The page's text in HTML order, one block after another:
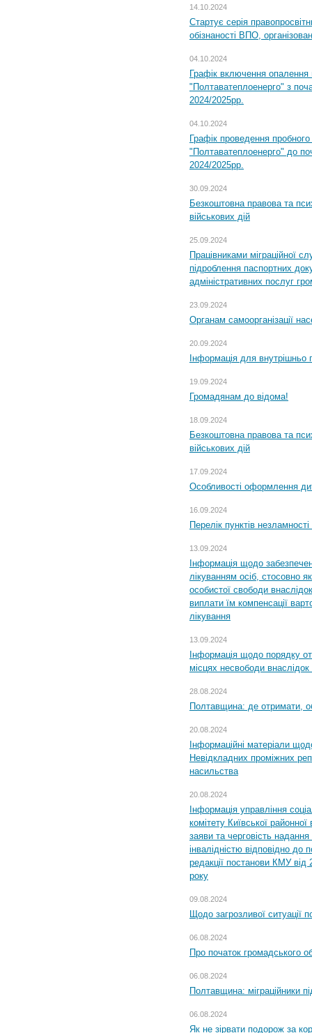
14.10.2024
Стартує серія
обізнаності ВПО,
04.10.2024
Графік включення
"Полтаватеплоенерго" з
2024/2025рр.
04.10.2024
Графік проведення
"Полтаватеплоенерго" до
2024/2025рр.
30.09.2024
Безкоштовна правова та
військових дій
25.09.2024
Працівниками міграційної
підроблення паспортних
адміністративних послуг
23.09.2024
Органам самоорганізації
20.09.2024
Інформація для внутрішньо
19.09.2024
Громадянам до відома!
18.09.2024
Безкоштовна правова та
військових дій
17.09.2024
Особливості оформлення
16.09.2024
Перелік пунктів
13.09.2024
Інформація щодо
лікуванням осіб, стосовно
особистої свободи
виплати їм компенсації
лікування
13.09.2024
Інформація щодо порядку
місцях несвободи внаслідок
28.08.2024
Полтавщина: де отримати,
20.08.2024
Інформаційні матеріали
Невідкладних проміжних
насильства
20.08.2024
Інформація управління
комітету Київської
заяви та черговість надання
інвалідністю відповідно
редакції постанови КМУ
року
09.08.2024
Щодо загрозливої ситуації
06.08.2024
Про початок громадського
06.08.2024
Полтавщина: міграційники
06.08.2024
Як не зірвати подорож за